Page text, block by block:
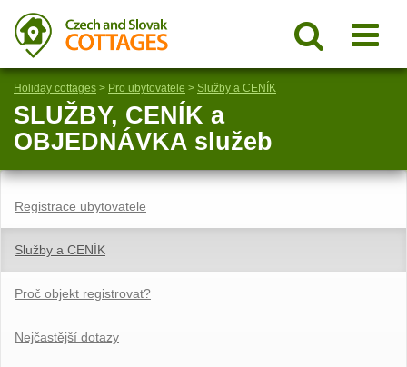
Holiday cottages > Pro ubytovatele > Služby a CENÍK
SLUŽBY, CENÍK a
OBJEDNÁVKA služeb
Registrace ubytovatele
Služby a CENÍK
Proč objekt registrovat?
Nejčastější dotazy